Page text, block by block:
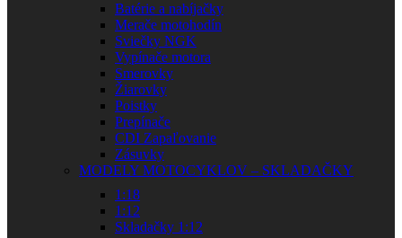
Batérie a nabíjačky
Merače motohodín
Sviečky NGK
Vypínače motora
Smerovky
Žiarovky
Poistky
Prepínače
CDI Zapaľovanie
Zásuvky
MODELY MOTOCYKLOV – SKLADAČKY
1:18
1:12
Skladačky 1:12